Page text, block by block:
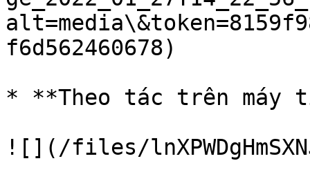
f6d562460678)
* **Theo tác trên máy